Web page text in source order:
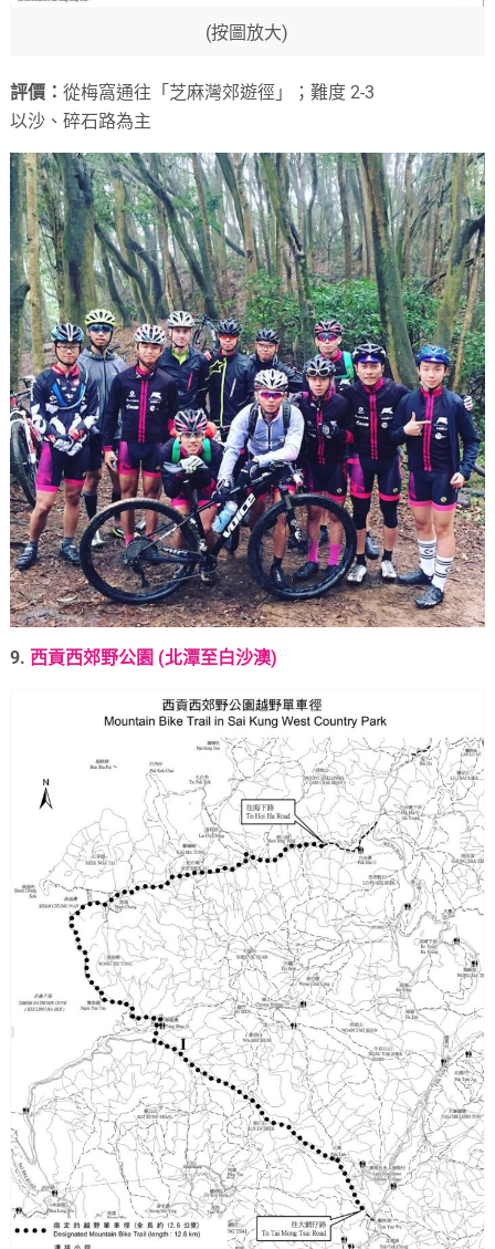
(按圖放大)
評價：從梅窩通往「芝麻灣郊遊徑」；難度 2-3
以沙、碎石路為主
9. 西貢西郊野公園 (北潭至白沙澳)